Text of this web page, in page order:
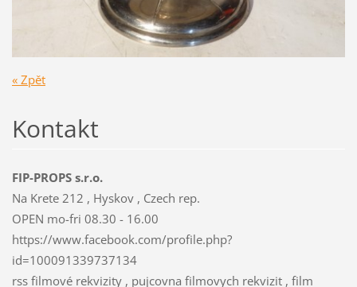
« Zpět
Kontakt
FIP-PROPS s.r.o.
Na Krete 212 , Hyskov , Czech rep.
OPEN mo-fri 08.30 - 16.00
https://www.facebook.com/profile.php?
id=100091339737134
rss filmové rekvizity , pujcovna filmovych rekvizit , film